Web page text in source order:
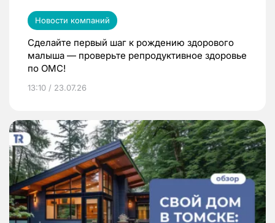
Новости компаний
Сделайте первый шаг к рождению здорового
малыша — проверьте репродуктивное здоровье
по ОМС!
13:10 / 23.07.26